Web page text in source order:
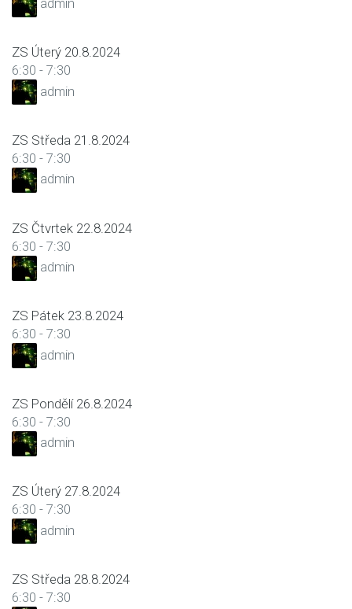
admin
ZS Úterý 20.8.2024
6:30 - 7:30
admin
ZS Středa 21.8.2024
6:30 - 7:30
admin
ZS Čtvrtek 22.8.2024
6:30 - 7:30
admin
ZS Pátek 23.8.2024
6:30 - 7:30
admin
ZS Pondělí 26.8.2024
6:30 - 7:30
admin
ZS Úterý 27.8.2024
6:30 - 7:30
admin
ZS Středa 28.8.2024
6:30 - 7:30